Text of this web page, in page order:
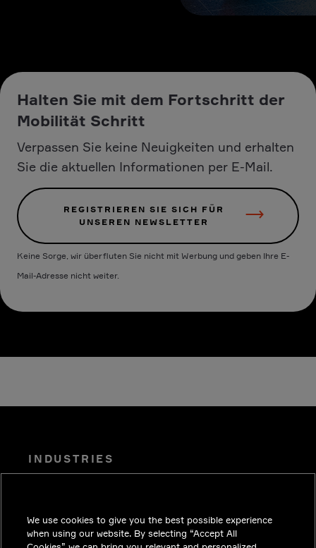
Halten Sie mit dem Fortschritt der
Mobilität Schritt
Verpassen Sie keine Neuigkeiten und erhalten
Sie die aktuellen Informationen per E-Mail.
REGISTRIEREN SIE SICH FÜR
UNSEREN NEWSLETTER
Keine Sorge, wir überfluten Sie nicht mit Werbung und geben Ihre E-
Mail-Adresse nicht weiter.
INDUSTRIES
KARRIERE
We use cookies to give you the best possible experience
when using our website. By selecting “Accept All